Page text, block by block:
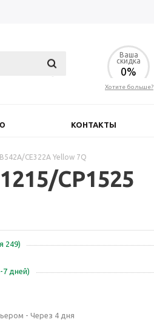
Ваша
скидка
0%
Хотите больше?
КОНТАКТЫ
CE322A Yellow 7Q
CP1525
249)
7 дней)
- Через 4 дня